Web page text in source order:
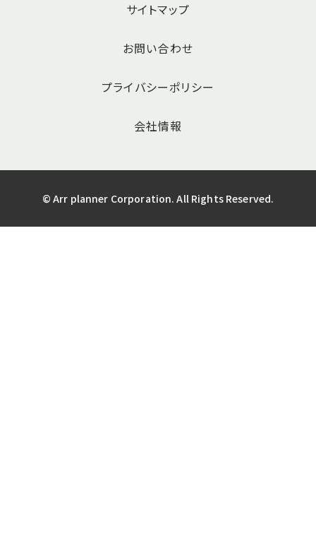
サイトマップ
お問い合わせ
プライバシーポリシー
会社情報
© Arr planner Corporation. All Rights Reserved.